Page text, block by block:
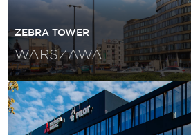
ZEBRA TOWER
WARSZAWA